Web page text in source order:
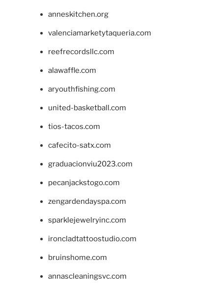
anneskitchen.org
valenciamarketytaqueria.com
reefrecordsllc.com
alawaffle.com
aryouthfishing.com
united-basketball.com
tios-tacos.com
cafecito-satx.com
graduacionviu2023.com
pecanjackstogo.com
zengardendayspa.com
sparklejewelryinc.com
ironcladtattoostudio.com
bruinshome.com
annascleaningsvc.com